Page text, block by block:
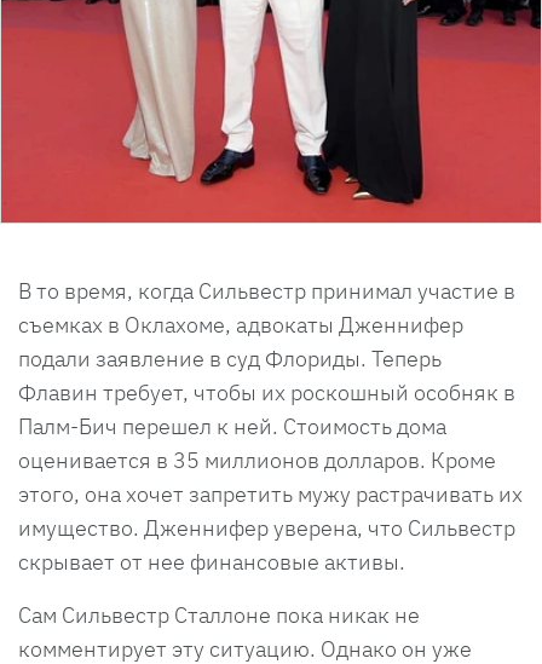
В то время, когда Сильвестр принимал участие в
съемках в Оклахоме, адвокаты Дженнифер
подали заявление в суд Флориды. Теперь
Флавин требует, чтобы их роскошный особняк в
Палм-Бич перешел к ней. Стоимость дома
оценивается в 35 миллионов долларов. Кроме
этого, она хочет запретить мужу растрачивать их
имущество. Дженнифер уверена, что Сильвестр
скрывает от нее финансовые активы.
Сам Сильвестр Сталлоне пока никак не
комментирует эту ситуацию. Однако он уже